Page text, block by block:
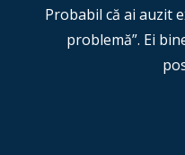
Probabil că ai auzit
problemă”. Ei